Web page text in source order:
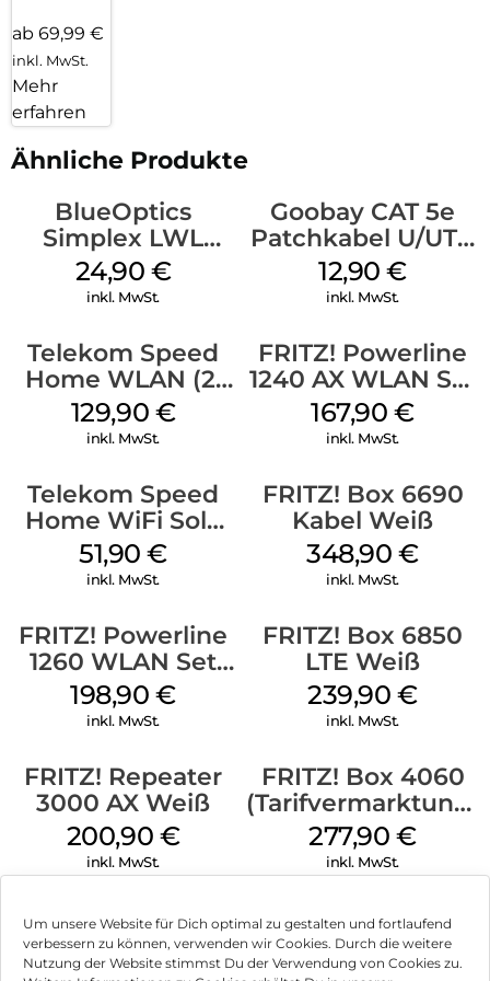
Um unsere Website für Dich optimal zu gestalten und fortlaufend
verbessern zu können, verwenden wir Cookies. Durch die weitere
Nutzung der Website stimmst Du der Verwendung von Cookies zu.
angemeldet werden. Fünf integrierte Anrufbeantworter,
lokale und Online-Telefonbücher sowie zahlreiche
Komfortfunktionen runden das breite Angebot ab. Der
Mediaserver verteilt gespeicherte Filme, Musik und Bilder im
Heimnetz. Zudem verfügt die FRITZ!Box 7690 über weitere
Anschlussmöglichkeiten wie einen 2,5-Gigabit WAN/LAN-,
einen 2,5-GBit/s-LAN- und zwei Gigabit-LAN-Ports. So lassen
ins Heimnetz integrieren.
ab 69,99 €
inkl. MwSt.
Mehr
erfahren
Ähnliche Produkte
BlueOptics
Simplex LWL
Patchkabel LC-
APC Singlemode
24,90 €
inkl. MwSt.
Goobay CAT 5e
Patchkabel U/UTP
Grau
12,90€
inkl. MwSt.
Telekom Speed
Home WLAN (2.
Gen) Schwarz
129,90 €
inkl. MwSt.
FRITZ! Powerline
1240 AX WLAN Set
Weiß
167,90€
inkl. MwSt.
Telekom Speed
Home WiFi Solo
refurbished Weiß
51,90€
inkl. MwSt.
FRITZ! Box 6690
Kabel Weiß
348,90€
inkl. MwSt.
FRITZ! Powerline
1260 WLAN Set
Weiß
198,90€
inkl. MwSt.
FRITZ! Box 6850
LTE Weiß
239,90€
inkl. MwSt.
FRITZ! Repeater
3000 AX Weiß
200,90 €
inkl. MwSt.
FRITZ! Box 4060
(Tarifvermarktung)
Weiß
277,90€
inkl. MwSt.